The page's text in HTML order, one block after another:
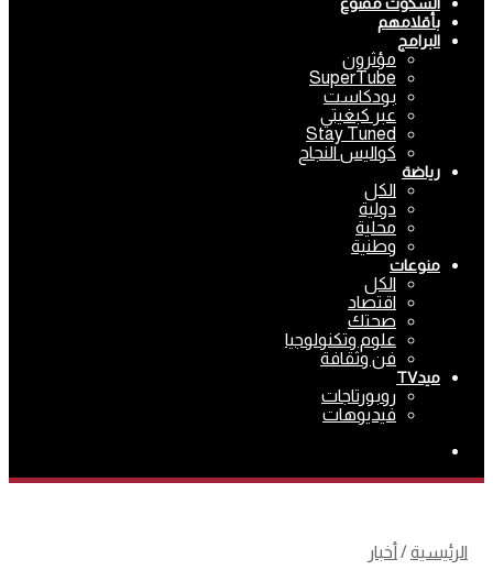
بأقلامهم
البرامج
مؤثرون
SuperTube
بودكاست
عبر كبغيتي
Stay Tuned
كواليس النجاح
رياضة
الكل
دولية
محلية
وطنية
منوعات
الكل
اقتصاد
صحتك
علوم وتكنولوجيا
فن وثقافة
ميدTV
روبورتاجات
فيديوهات
الرئيسية / أخبار